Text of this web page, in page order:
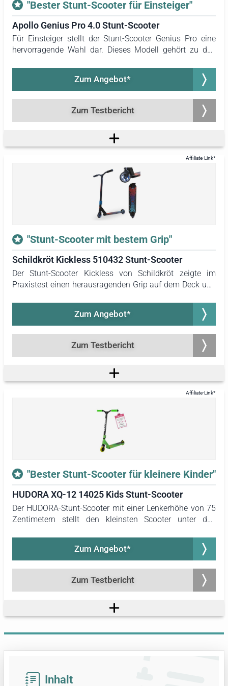
"Bester Stunt-Scooter für Einsteiger"
Apollo Genius Pro 4.0 Stunt-Scooter
Für Einsteiger stellt der Stunt-Scooter Genius Pro eine
hervorragende Wahl dar. Dieses Modell gehört zu den
Handhabung erheblich erleichtert. Anfänger haben die
Möglichkeit, mit dem Scooter von Apollo erste Tricks und
eine klare Empfehlung.Zum Testbericht
Zum Angebot*
"Stunt-Scooter mit bestem Grip"
Schildkröt Kickless 510432 Stunt-Scooter
Der Stunt-Scooter Kickless von Schildkröt zeigte im
Praxistest einen herausragenden Grip auf dem Deck und
ausgezeichnete Standsicherheit, die insbesondere bei
Tricks und Sprüngen von Bedeutung ist. Ein sicherer
eine bessere Kontrolle über den Roller.
Zum Testbericht
Zum Angebot*
"Bester Stunt-Scooter für kleinere Kinder"
HUDORA XQ-12 14025 Kids Stunt-Scooter
Der HUDORA-Stunt-Scooter mit einer Lenkerhöhe von 75
Zentimetern stellt den kleinsten Scooter unter den
geringerer Körpergröße konzipiert. Aus diesem Grund
wird dieser Stunt-Scooter als Empfehlung für kleinere
Zum Testbericht
Zum Angebot*
Inhalt